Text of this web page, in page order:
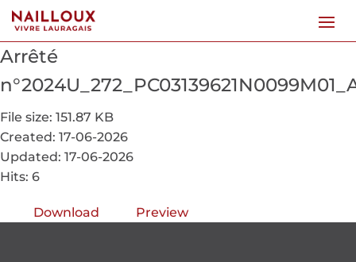
Arrêté
File size: 151.87 KB
Created: 17-06-2026
Updated: 17-06-2026
Hits: 6
Download Preview